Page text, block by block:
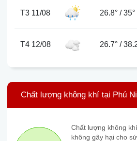
T3 11/08 26.8° /35°
T4 12/08 26.7° /
Chất lượng không khí tại Phú
Chất lượng không
không gây hại cho